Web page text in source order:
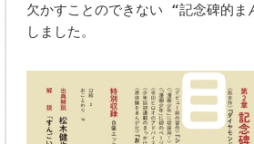
欠かすことのできない “記念碑的
しました。